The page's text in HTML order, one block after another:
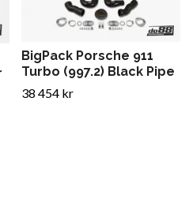
BigPack Porsche 911
Turbo (997.2) Black Pipe
38 454 kr